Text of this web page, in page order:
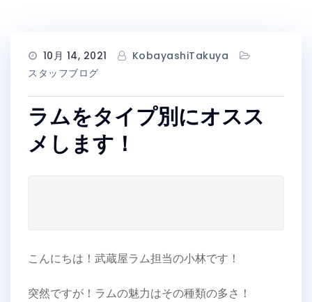
10月 14, 2021
KobayashiTakuya
スタッフブログ
ラムをタイプ別にオスス
メします！
こんにちは！武蔵屋ラム担当の小林です！
突然ですが！ラムの魅力はその種類の多さ！